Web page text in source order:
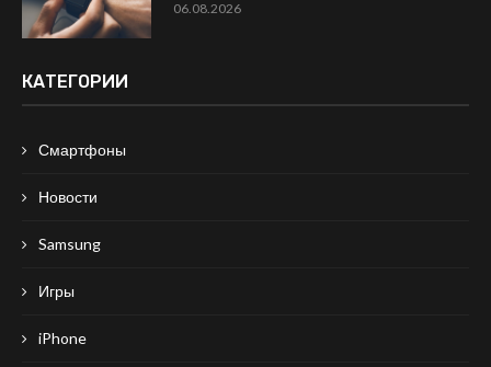
06.08.2026
КАТЕГОРИИ
Смартфоны
Новости
Samsung
Игры
iPhone